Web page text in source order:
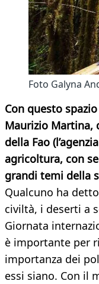
Foto Galyna
Con questo
Maurizio Martina,
della Fao
agricoltura, con
grandi temi della
Qualcuno ha
civiltà, i deserti a
Giornata
è importante per
importanza dei
essi siano. Con il